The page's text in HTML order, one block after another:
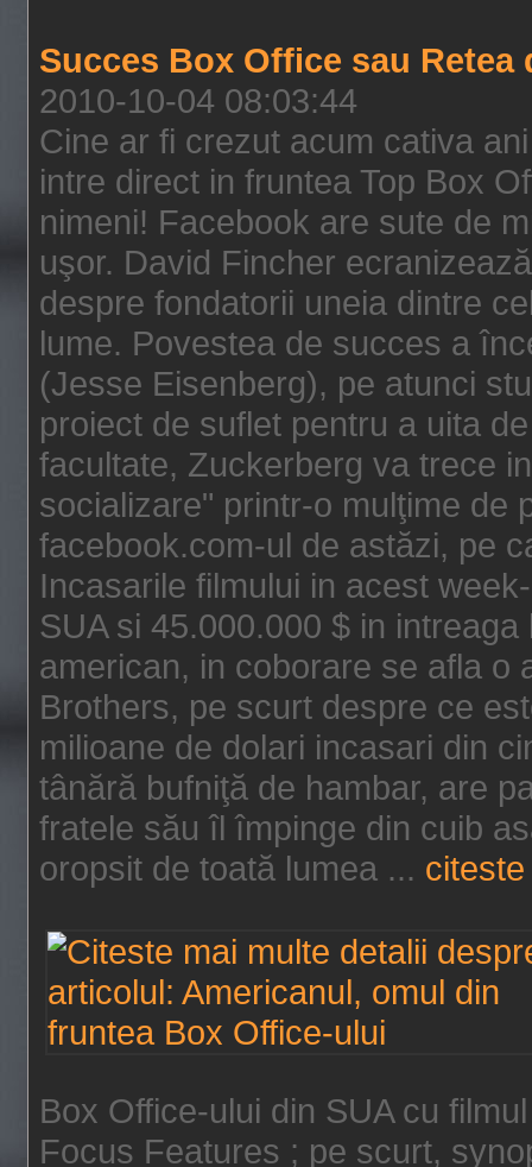
Succes Box Office sau Retea
2010-10-04 08:03:44
Cine ar fi crezut acum cativa
intre direct in fruntea Top Box
nimeni! Facebook are sute de
uşor. David Fincher
despre fondatorii uneia dintre
lume. Povestea de succes a
(Jesse Eisenberg), pe atunci
proiect de suflet pentru a uita
facultate, Zuckerberg va trece
socializare" printr-o mulţime de
facebook.com-ul de astăzi, pe
Incasarile filmului in acest
SUA si 45.000.000 $ in
american, in coborare se afla o
Brothers, pe scurt despre ce
milioane de dolari incasari din
tânără bufniţă de hambar, are
fratele său îl împinge din cuib
oropsit de toată lumea ...
Box Office-ului din SUA cu
Focus Features ; pe scurt,